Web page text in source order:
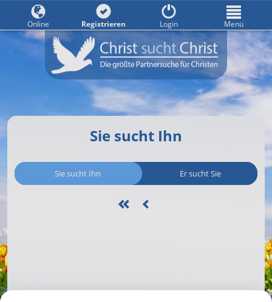
Sie sucht Ihn
Sie sucht Ihn Er sucht Sie
Online Registrieren Login Menü